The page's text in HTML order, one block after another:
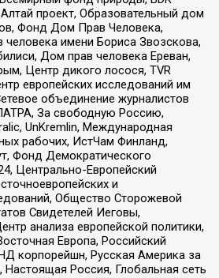
проект, Образовательный дом
Фонд Дом Прав Человека,
человека имени Бориса Звозскова,
Дом прав человека Ереван,
Центр дикого лосося, TVR
европейских исследований им
объединение журналистов
За свободную Россию,
UnKremlin, Международная
рабочих, ИстЧам Финланд,
Фонд Демократического
Центрально-Европейский
и
Общество Сторожевой
Свидетелей Иеговы,
анализа европейской политики,
Европа, Российский
корпорейшн, Русская Америка за
Россия, Глобальная сеть